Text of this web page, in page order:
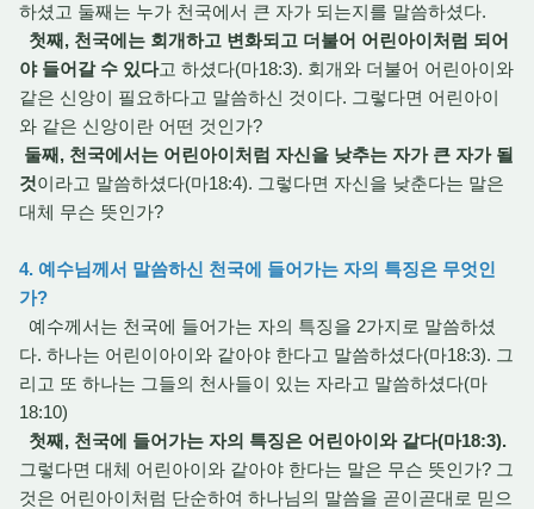
하셨고 둘째는 누가 천국에서 큰 자가 되는지를 말씀하셨다.
첫째, 천국에는 회개하고 변화되고 더불어 어린아이처럼 되어
야 들어갈 수 있다고 하셨다(마18:3). 회개와 더불어 어린아이와
같은 신앙이 필요하다고 말씀하신 것이다. 그렇다면 어린아이
와 같은 신앙이란 어떤 것인가?
둘째, 천국에서는 어린아이처럼 자신을 낮추는 자가 큰 자가 될
것이라고 말씀하셨다(마18:4). 그렇다면 자신을 낮춘다는 말은
대체 무슨 뜻인가?
4. 예수님께서 말씀하신 천국에 들어가는 자의 특징은 무엇인
가?
예수께서는 천국에 들어가는 자의 특징을 2가지로 말씀하셨
다. 하나는 어린이아이와 같아야 한다고 말씀하셨다(마18:3). 그
리고 또 하나는 그들의 천사들이 있는 자라고 말씀하셨다(마
18:10)
첫째, 천국에 들어가는 자의 특징은 어린아이와 같다(마18:3).
그렇다면 대체 어린아이와 같아야 한다는 말은 무슨 뜻인가? 그
것은 어린아이처럼 단순하여 하나님의 말씀을 곧이곧대로 믿으